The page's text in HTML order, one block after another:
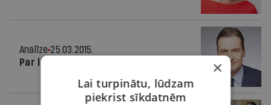
Analīze 25.03.2015.
Par lieliem jautājumiem
×
Lai turpinātu, lūdzam
piekrist sīkdatnēm